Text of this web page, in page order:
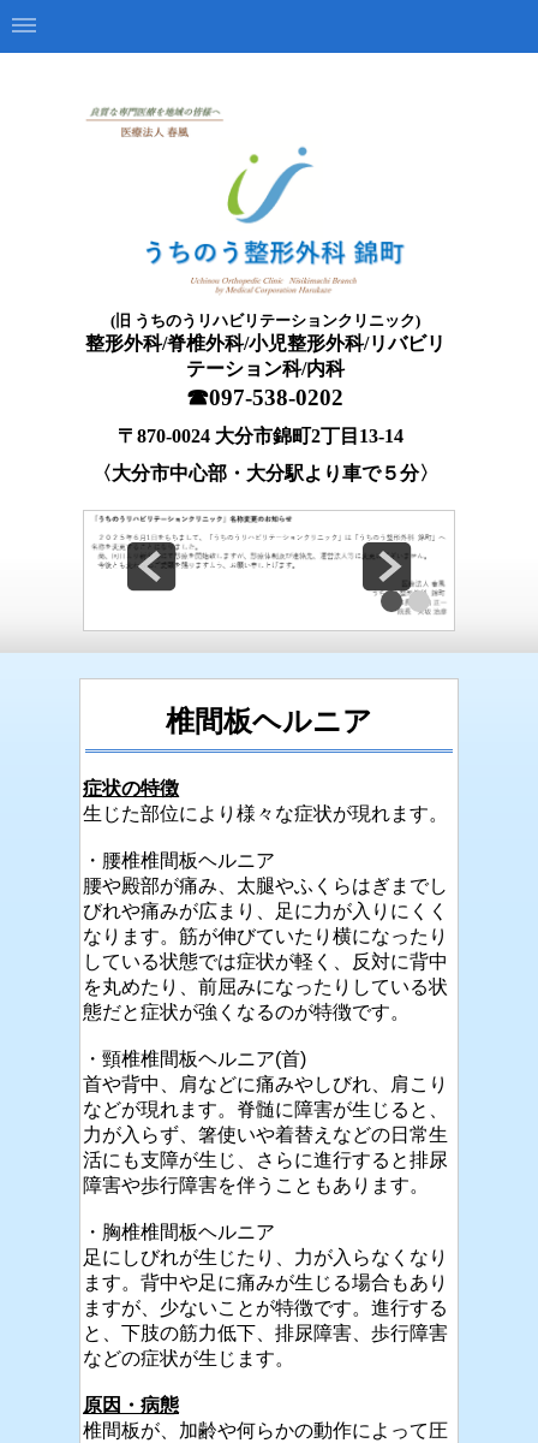
(旧 うちのうリハビリテーションクリニック)
整形外科/脊椎外科/小児整形外科/リバビリ
テーション科/内科
☎097-538-0202
〒870-0024 大分市錦町2丁目13-14
〈大分市中心部・大分駅より車で５分〉
椎間板ヘルニア
症状の特徴
生じた部位により様々な症状が現れます。
・腰椎椎間板ヘルニア
腰や殿部が痛み、太腿やふくらはぎまでし
びれや痛みが広まり、足に力が入りにくく
なります。筋が伸びていたり横になったり
している状態では症状が軽く、反対に背中
を丸めたり、前屈みになったりしている状
態だと症状が強くなるのが特徴です。
・頸椎椎間板ヘルニア(首)
首や背中、肩などに痛みやしびれ、肩こり
などが現れます。脊髄に障害が生じると、
力が入らず、箸使いや着替えなどの日常生
活にも支障が生じ、さらに進行すると排尿
障害や歩行障害を伴うこともあります。
・胸椎椎間板ヘルニア
足にしびれが生じたり、力が入らなくなり
ます。背中や足に痛みが生じる場合もあり
ますが、少ないことが特徴です。進行する
と、下肢の筋力低下、排尿障害、歩行障害
などの症状が生じます。
原因・病態
椎間板が、加齢や何らかの動作によって圧